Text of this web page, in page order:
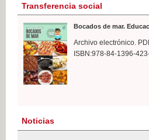
Transferencia social
Bocados de mar.
Archivo electrónico.
ISBN:978-84-1396-
Noticias